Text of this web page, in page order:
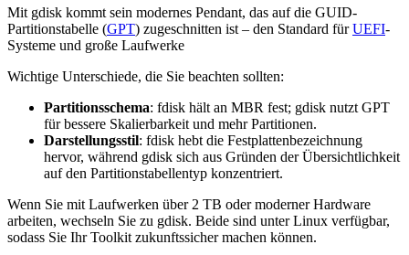
Mit gdisk kommt sein modernes Pendant, das auf die GUID-
Partitionstabelle (GPT) zugeschnitten ist – den Standard fürUEFI-
Systeme und große Laufwerke
Wichtige Unterschiede, die Sie beachten sollten:
Partitionsschema: fdisk hält an MBR fest; gdisk nutzt GPT
für bessere Skalierbarkeit und mehr Partitionen.
Darstellungsstil: fdisk hebt die Festplattenbezeichnung
hervor, während gdisk sich aus Gründen der Übersichtlichkeit
auf den Partitionstabellentyp konzentriert.
Wenn Sie mit Laufwerken über 2 TB oder moderner Hardware
arbeiten, wechseln Sie zu gdisk. Beide sind unter Linux verfügbar,
sodass Sie Ihr Toolkit zukunftssicher machen können.